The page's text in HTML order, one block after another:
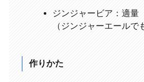
ジンジャービア：適量
（ジンジャーエールで
作りかた